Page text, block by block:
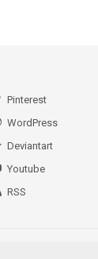
Pinterest
WordPress
Deviantart
Youtube
RSS